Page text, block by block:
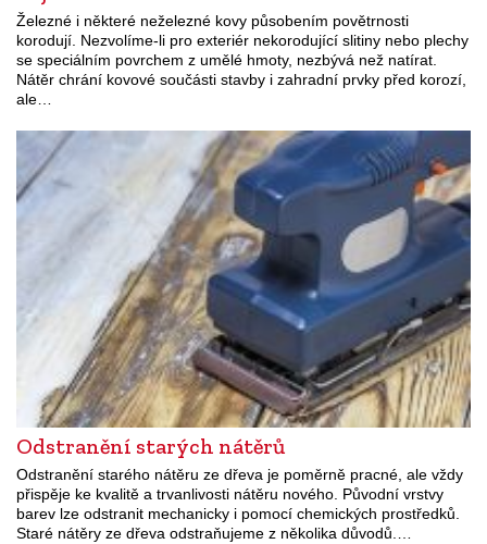
Železné i některé neželezné kovy působením povětrnosti
korodují. Nezvolíme-li pro exteriér nekorodující slitiny nebo plechy
se speciálním povrchem z umělé hmoty, nezbývá než natírat.
Nátěr chrání kovové součásti stavby i zahradní prvky před korozí,
ale…
Odstranění starých nátěrů
Odstranění starého nátěru ze dřeva je poměrně pracné, ale vždy
přispěje ke kvalitě a trvanlivosti nátěru nového. Původní vrstvy
barev lze odstranit mechanicky i pomocí chemických prostředků.
Staré nátěry ze dřeva odstraňujeme z několika důvodů.…